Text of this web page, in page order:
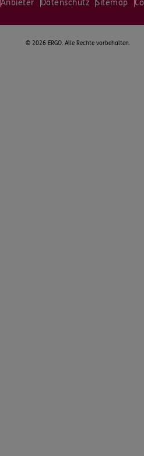
Anbieter Datenschutz Sitemap
© 2026 ERGO. Alle Rechte vorbehalten.